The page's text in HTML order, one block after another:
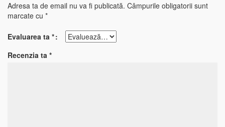
Adresa ta de email nu va fi publicată. Câmpurile obligatorii sunt
marcate cu *
Evaluarea ta *
Recenzia ta *